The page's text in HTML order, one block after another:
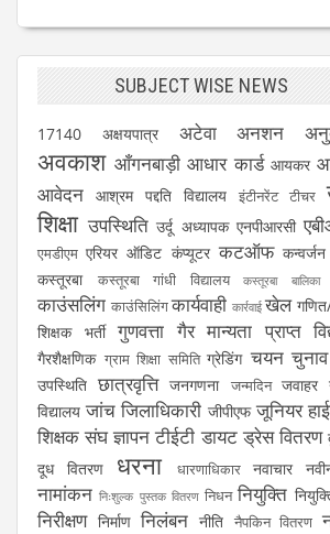
SUBJECT WISE NEWS
17140 अक्षयपात्र अटेवा अनशन
अवकाश आँगनबाड़ी आधार कार्ड आयकर
आवेदन आश्रम पद्दति विद्यालय इंटीनरेंट टीचर
शिक्षा उपस्थिति उर्दू अध्यापक एनपीआरसी
एमडीएम एरियर ऑडिट कंप्यूटर कटऑफ
कस्तूरबा
कस्तूरबा गांधी विद्यालय कस्तूरबा बालिका
काउंसलिंग काउंसिलिंग कार्यवाही कार्रवाई खेल
शिक्षक भर्ती
गुणवत्ता गैर मान्यता प्राप्त
गैरशैक्षणिक ग्राम शिक्षा समिति ग्रेडिंग चयन चुनाव
उपस्थिति छात्रवृत्ति जनगणना जन्मदिन जवाहर
विद्यालय जांच जिलाधिकारी जीपीएफ जूनियर
शिक्षक संघ ज्ञापन टीईटी डायट ड्रेस वितरण
दूध वितरण
धरना धारणाधिकार नवाचार
नामांकन निःशुल्क पुस्तक वितरण निधन नियुक्ति
निरीक्षण निर्माण निलंबन नीति नैपकिन वितरण